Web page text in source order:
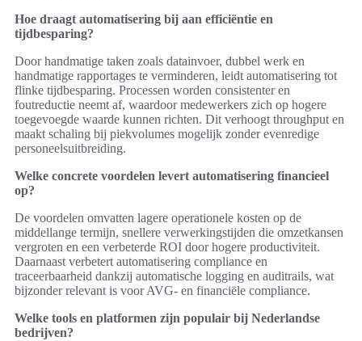
Hoe draagt automatisering bij aan efficiëntie en
tijdbesparing?
Door handmatige taken zoals datainvoer, dubbel werk en
handmatige rapportages te verminderen, leidt automatisering tot
flinke tijdbesparing. Processen worden consistenter en
foutreductie neemt af, waardoor medewerkers zich op hogere
toegevoegde waarde kunnen richten. Dit verhoogt throughput en
maakt schaling bij piekvolumes mogelijk zonder evenredige
personeelsuitbreiding.
Welke concrete voordelen levert automatisering financieel
op?
De voordelen omvatten lagere operationele kosten op de
middellange termijn, snellere verwerkingstijden die omzetkansen
vergroten en een verbeterde ROI door hogere productiviteit.
Daarnaast verbetert automatisering compliance en
traceerbaarheid dankzij automatische logging en auditrails, wat
bijzonder relevant is voor AVG- en financiële compliance.
Welke tools en platformen zijn populair bij Nederlandse
bedrijven?